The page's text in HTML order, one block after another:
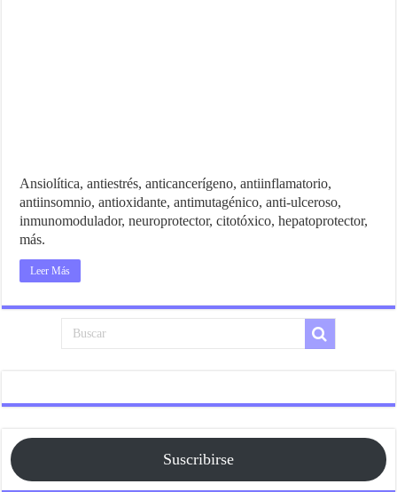
Ansiolítica, antiestrés, anticancerígeno, antiinflamatorio,
antiinsomnio, antioxidante, antimutagénico, anti-ulceroso,
inmunomodulador, neuroprotector, citotóxico, hepatoprotector,
más.
Leer Más
Suscribirse